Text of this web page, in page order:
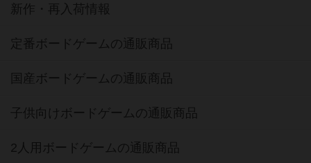
新作・再入荷情報
定番ボードゲームの通販商品
国産ボードゲームの通販商品
子供向けボードゲームの通販商品
2人用ボードゲームの通販商品